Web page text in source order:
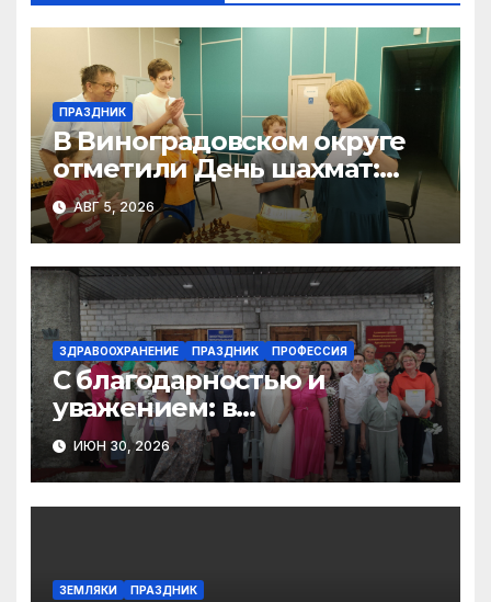
ПРАЗДНИК
В Виноградовском округе
отметили День шахмат:
игры, турниры и идея
нового клуба
АВГ 5, 2026
ЗДРАВООХРАНЕНИЕ ПРАЗДНИК ПРОФЕССИЯ
С благодарностью и
уважением: в
Виноградовском округе
наградили лучших
работников
здравоохранения
ИЮН 30, 2026
ЗЕМЛЯКИ ПРАЗДНИК